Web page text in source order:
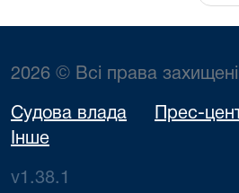
2026 © Всі права захищені
Судова влада Прес-
Інше
v1.38.1